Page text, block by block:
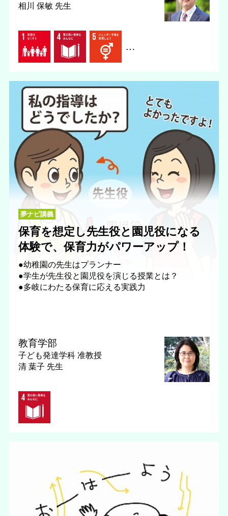
相川 保敏 先生
…
夢ナビ講義
保育を想定し先生役と園児役になる
体験で、保育力がパワーアップ！
●幼稚園の先生はプランナー
●学生が先生役と園児役を演じる授業とは？
●多岐にわたる保育に応える実践力
教育学部
子ども発達学科 准教授
清 葉子 先生